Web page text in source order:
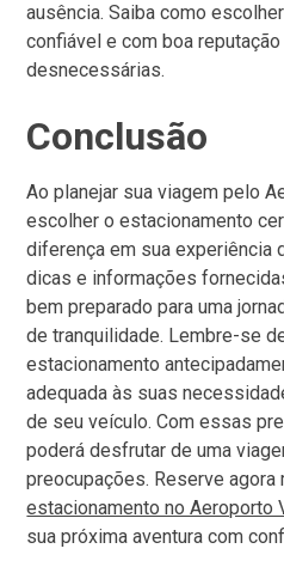
ausência. Saiba como
confiável e com boa
desnecessárias.
Conclusão
Ao planejar sua viagem pelo
escolher o estacionamento
diferença em sua experiência
dicas e informações
bem preparado para uma
de tranquilidade. Lembre-se
estacionamento
adequada às suas
de seu veículo. Com essas
poderá desfrutar de uma
preocupações. Reserve agora
estacionamento no Aeroporto
sua próxima aventura com